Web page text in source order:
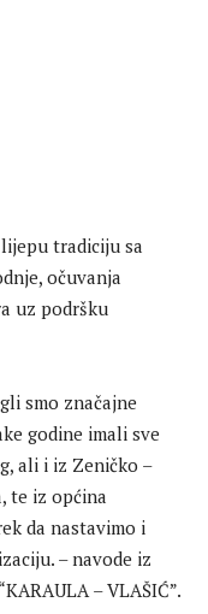
tradiciju sa
očuvanja
uz podršku
smo značajne
godine imali sve
ali i iz Zeničko –
te iz općina
da nastavimo i
– navode iz
– VLAŠIĆ”.